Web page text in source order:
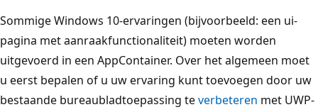
Sommige Windows 10-ervaringen (bijvoorbeeld: een ui-
pagina met aanraakfunctionaliteit) moeten worden
uitgevoerd in een AppContainer. Over het algemeen moet
u eerst bepalen of u uw ervaring kunt toevoegen door uw
bestaande bureaubladtoepassing teverbeteren met UWP-